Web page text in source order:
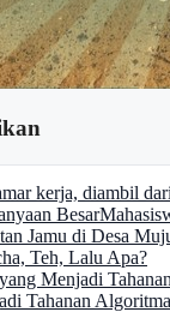
Besar
Jamu di Desa
Teh, Lalu Apa?
Tahanan Algoritma